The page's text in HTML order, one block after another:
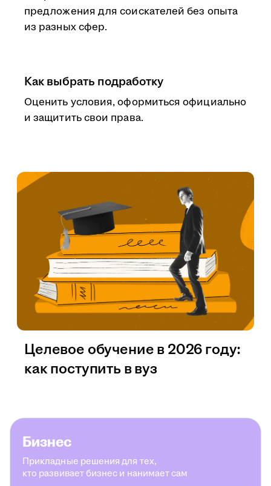
предложения для соискателей без опыта
из разных сфер.
Как выбрать подработку
Оценить условия, оформиться официально
и защитить свои права.
Целевое обучение в 2026 году:
как поступить в вуз
Бизнес
Прикладные решения для тех,
кто развивает бизнес и нанимает сам